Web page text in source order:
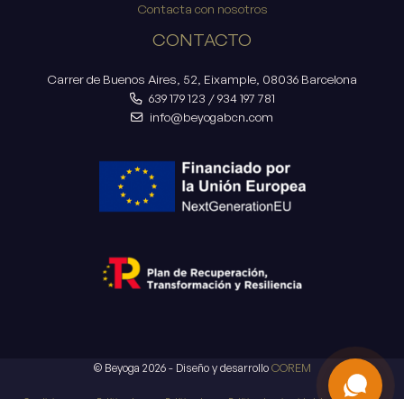
Contacta con nosotros
CONTACTO
Carrer de Buenos Aires, 52, Eixample, 08036 Barcelona
639 179 123 /934 197 781
info@beyogabcn.com
© Beyoga 2026 - Diseño y desarrolloCOREM